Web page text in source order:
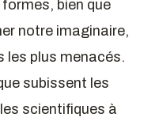
formes, bien que
notre imaginaire,
les plus menacés.
subissent les
scientifiques à